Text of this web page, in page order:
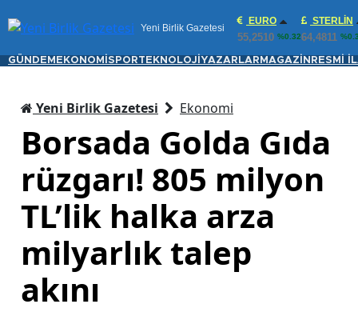
Yeni Birlik Gazetesi
EURO
55,2510 %0.32
STERLIN
64,4811
GÜNDEM EKONOMİ SPORTEKNOLOJİ YAZARLAR MAGAZİN RESMİ
Yeni Birlik Gazetesi Ekonomi
Borsada Golda Gıda
rüzgarı! 805 milyon
TL’lik halka arza
milyarlık talep
akını